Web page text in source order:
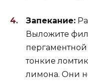
Запекание:
Выложите
тонкие
лимона. Они